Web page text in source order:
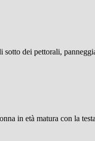
dei pettorali,
in età matura con la